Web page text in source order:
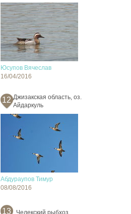
Юсупов Вячеслав
16/04/2016
12 Джизакская область, оз.
Айдаркуль
Абдураупов Тимур
08/08/2016
13 Челекский рыбхоз